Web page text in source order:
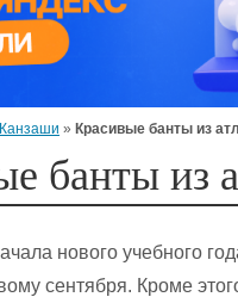
Канзаши » Красивые банты из
банты из
нового учебного
сентября. Кроме